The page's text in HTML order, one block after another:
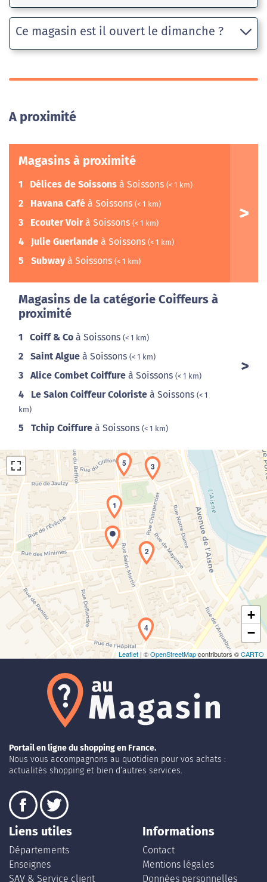
Ce magasin est il ouvert le dimanche ?
A proximité
Magasins à proximité
1 Délices de Soissons à Soissons (< 1 km)
2 Havana Café à Soissons (< 1 km)
3 Ecouter Voirà Soissons (< 1 km)
4 Julie Guerlande à Soissons (< 1 km)
5 Subwayà Soissons (< 1 km)
Magasins de la catégorie Coiffeurs à
proximité
1 Coiff & Co à Soissons (< 1 km)
2 Saint Algue à Soissons (< 1 km)
3 Alice Combet Coiffure à Soissons (< 1 km)
4 Le Salon Coiffeur Coloriste à Soissons (< 1
km)
5 Tchip Coiffure à Soissons (< 1 km)
Chargement de la carte en cours...
1
2
3
4
5
+
−
Leaflet | ©OpenStreetMapcontributors ©CARTO
Portail en ligne du shopping en France.
Nous vous accompagnons au quotidien pour vos achats :
actualités shopping et bien d’autres services.
Liens utiles
Départements
Enseignes
SAV & Service client
Informations
Contact
Mentions légales
Données personnelles